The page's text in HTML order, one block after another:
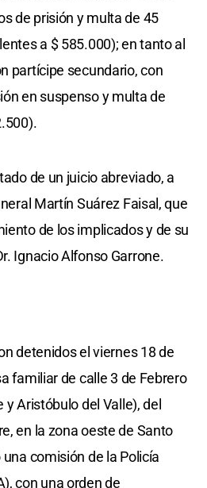
de prisión y multa de 45
a $ 585.000); en tanto al
partícipe secundario, con
en suspenso y multa de
de un juicio abreviado, a
Martín Suárez Faisal, que
de los implicados y de su
Ignacio Alfonso Garrone.
detenidos el viernes 18 de
familiar de calle 3 de Febrero
y Aristóbulo del Valle), del
en la zona oeste de Santo
comisión de la Policía
con una orden de